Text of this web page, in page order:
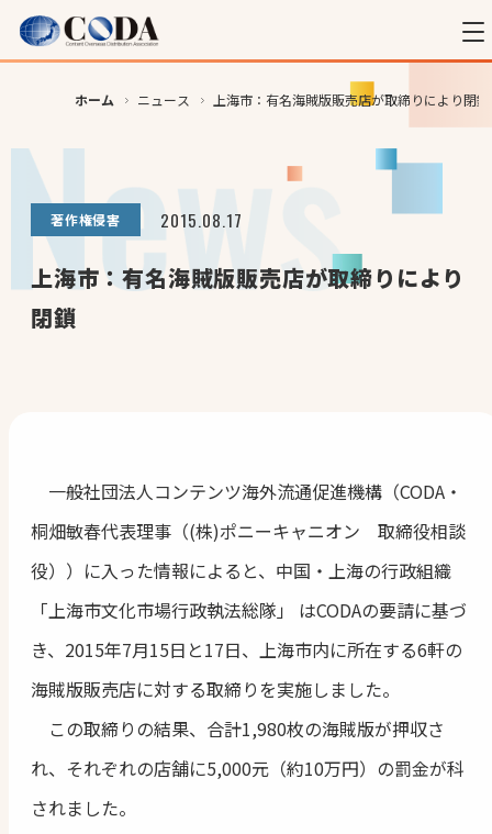
ホーム ニュース 上海市：有名海賊版販売店が取締りにより閉鎖
著作権侵害 2015.08.17
上海市：有名海賊版販売店が取締りにより
閉鎖
一般社団法人コンテンツ海外流通促進機構（CODA・
桐畑敏春代表理事（(株)ポニーキャニオン 取締役相談
役））に入った情報によると、中国・上海の行政組織
「上海市文化市場行政執法総隊」 はCODAの要請に基づ
き、2015年7月15日と17日、上海市内に所在する6軒の
海賊版販売店に対する取締りを実施しました。
この取締りの結果、合計1,980枚の海賊版が押収さ
れ、それぞれの店舗に5,000元（約10万円）の罰金が科
されました。